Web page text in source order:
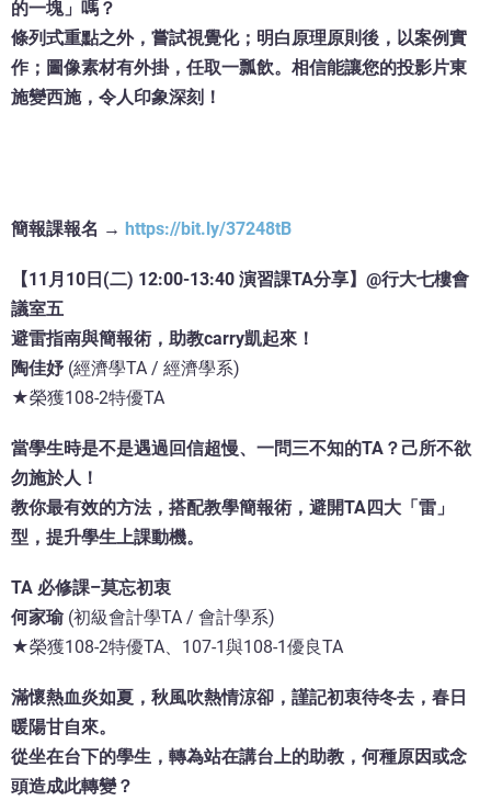
的一塊」嗎？
條列式重點之外，嘗試視覺化；明白原理原則後，以案例實
作；圖像素材有外掛，任取一瓢飲。相信能讓您的投影片東
施變西施，令人印象深刻！
簡報課報名 → https://bit.ly/37248tB
【11月10日(二) 12:00-13:40 演習課TA分享】@行大七樓會
議室五
避雷指南與簡報術，助教carry凱起來！
陶佳妤 (經濟學TA / 經濟學系)
★榮獲108-2特優TA
當學生時是不是遇過回信超慢、一問三不知的TA？己所不欲
勿施於人！
教你最有效的方法，搭配教學簡報術，避開TA四大「雷」
型，提升學生上課動機。
TA 必修課–莫忘初衷
何家瑜 (初級會計學TA / 會計學系)
★榮獲108-2特優TA、107-1與108-1優良TA
滿懷熱血炎如夏，秋風吹熱情涼卻，謹記初衷待冬去，春日
暖陽甘自來。
從坐在台下的學生，轉為站在講台上的助教，何種原因或念
頭造成此轉變？